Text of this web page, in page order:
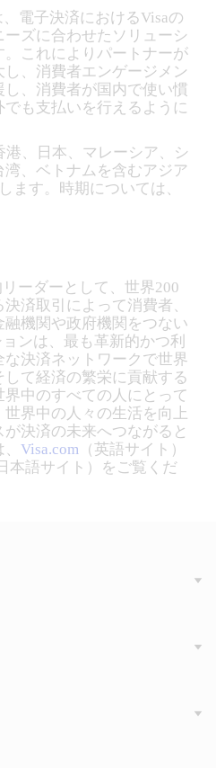
、電子決済におけるVisaの
ーズに合わせたソリューシ
。これによりパートナーが
、消費者エンゲージメン
し、消費者が国内で使い慣
も支払いを行えるように
港、日本、マレーシア、シ
、ベトナムを含むアジア
ます。時期については、
ーダーとして、世界200
済取引によって消費者、
機関や政府機関をつない
ンは、最も革新的かつ利
決済ネットワークで世界
て経済の繁栄に貢献する
中のすべての人にとって
界中の人々の生活を向上
決済の未来へつながると
、Visa.com （英語サイト）
本語サイト）をご覧くだ